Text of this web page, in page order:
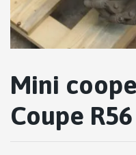
Mini
Coupe R56